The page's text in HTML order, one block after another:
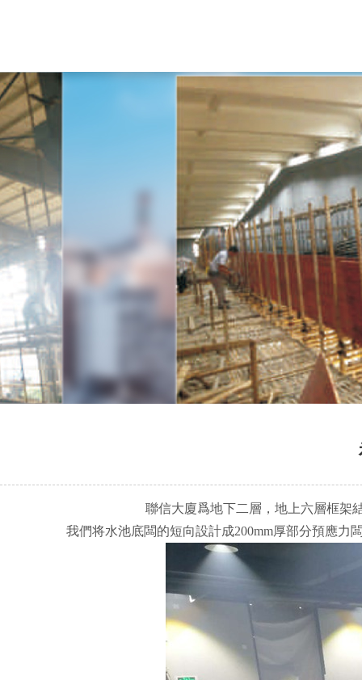
聯信大廈爲地下二層，地上六層框架
我們将水池底闆的短向設計成200mm厚部分預應